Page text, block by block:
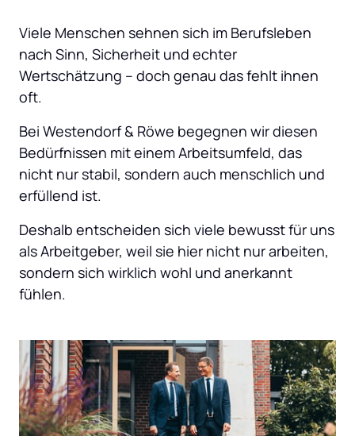
Viele Menschen sehnen sich im Berufsleben
nach Sinn, Sicherheit und echter
Wertschätzung – doch genau das fehlt ihnen
oft.
Bei Westendorf & Röwe begegnen wir diesen
Bedürfnissen mit einem Arbeitsumfeld, das
nicht nur stabil, sondern auch menschlich und
erfüllend ist.
Deshalb entscheiden sich viele bewusst für uns
als Arbeitgeber, weil sie hier nicht nur arbeiten,
sondern sich wirklich wohl und anerkannt
fühlen.